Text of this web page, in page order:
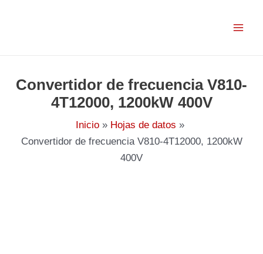
Convertidor de frecuencia V810-
4T12000, 1200kW 400V
Inicio
Hojas de datos
Convertidor de frecuencia V810-4T12000, 1200kW
400V